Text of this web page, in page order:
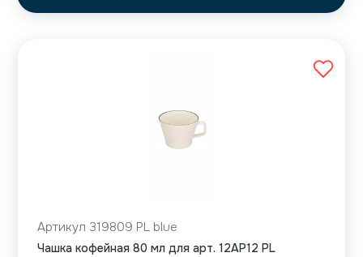
Артикул 319809 PL blue
Чашка кофейная 80 мл для арт. 12AP12 PL